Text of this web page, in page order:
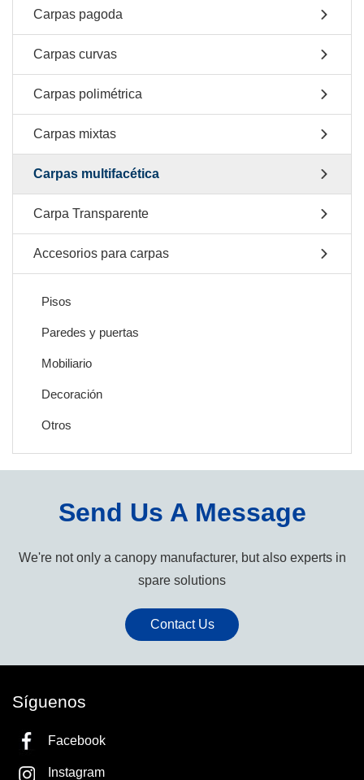
Carpas pagoda
Carpas curvas
Carpas polimétrica
Carpas mixtas
Carpas multifacética
Carpa Transparente
Accesorios para carpas
Pisos
Paredes y puertas
Mobiliario
Decoración
Otros
Send Us A Message
We're not only a canopy manufacturer, but also experts in
spare solutions
Contact Us
Síguenos
Facebook
Instagram